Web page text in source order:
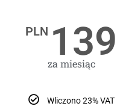
PLN 139
za miesiąc
Wliczono 23% VAT